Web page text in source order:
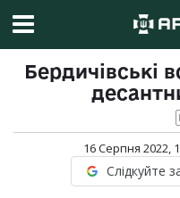
Бердичівські
16 Серпня 2022,
Слідкуйте